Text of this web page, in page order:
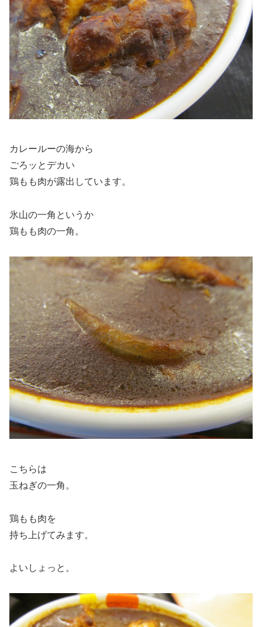
カレールーの海から
ごろッとデカい
鶏もも肉が露出しています。
氷山の一角というか
鶏もも肉の一角。
こちらは
玉ねぎの一角。
鶏もも肉を
持ち上げてみます。
よいしょっと。